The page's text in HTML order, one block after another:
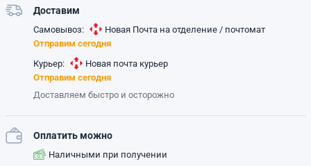
Доставим
Самовывоз:
Новая Почта на отделение / почтомат
Отправим сегодня
Курьер:
Новая почта курьер
Отправим сегодня
Доставляем быстро и осторожно
Оплатить можно
Наличными при получении